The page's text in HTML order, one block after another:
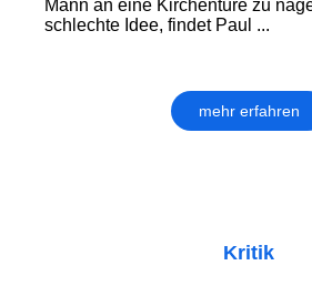
Mann an eine Kirchentüre zu
schlechte Idee, findet Paul ...
mehr erfahren
Kritik